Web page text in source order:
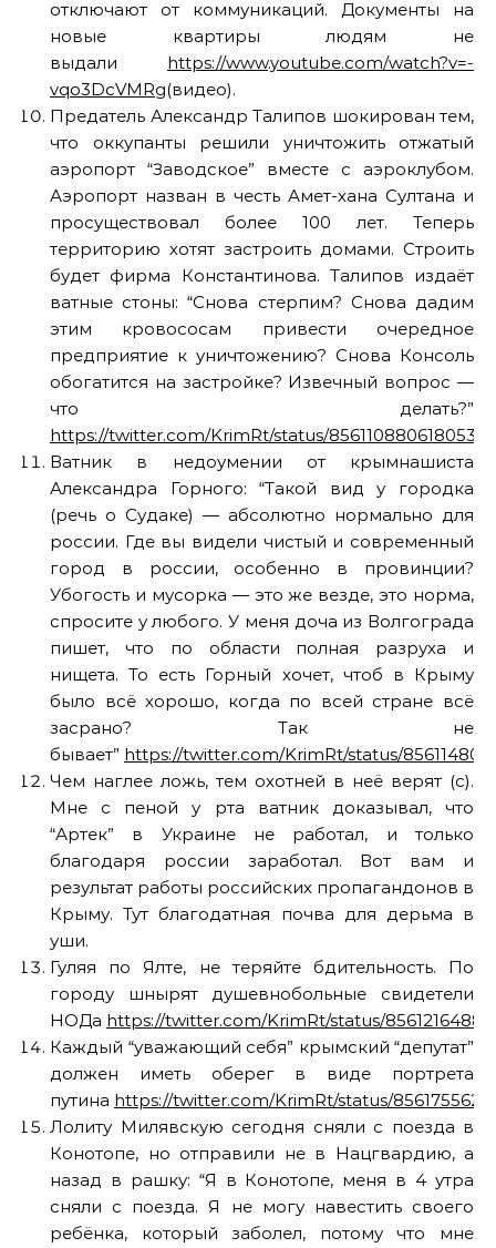
отключают от коммуникаций. Документы на
новые квартиры людям не
выдали https://www.youtube.com/watch?v=-
vqo3DcVMRg(видео).
Предатель Александр Талипов шокирован тем,
что оккупанты решили уничтожить отжатый
аэропорт “Заводское” вместе с аэроклубом.
Аэропорт назван в честь Амет-хана Султана и
просуществовал более 100 лет. Теперь
территорию хотят застроить домами. Строить
будет фирма Константинова. Талипов издаёт
ватные стоны: “Снова стерпим? Снова дадим
этим кровососам привести очередное
предприятие к уничтожению? Снова Консоль
обогатится на застройке? Извечный вопрос —
что делать?”
https://twitter.com/KrimRt/status/
Ватник в недоумении от крымнашиста
Александра Горного: “Такой вид у городка
(речь о Судаке) — абсолютно нормально для
россии. Где вы видели чистый и современный
город в россии, особенно в провинции?
Убогость и мусорка — это же везде, это норма,
спросите у любого. У меня доча из Волгограда
пишет, что по области полная разруха и
нищета. То есть Горный хочет, чтоб в Крыму
было всё хорошо, когда по всей стране всё
засрано? Так не
бывает” https://twitter.com/KrimRt/status/
Чем наглее ложь, тем охотней в неё верят (с).
Мне с пеной у рта ватник доказывал, что
“Артек” в Украине не работал, и только
благодаря россии заработал. Вот вам и
результат работы российских пропагандонов в
Крыму. Тут благодатная почва для дерьма в
уши.
Гуляя по Ялте, не теряйте бдительность. По
городу шнырят душевнобольные свидетели
НОДа https://twitter.com/KrimRt/status/
Каждый “уважающий себя” крымский “депутат”
должен иметь оберег в виде портрета
путина https://twitter.com/KrimRt/status/
Лолиту Милявскую сегодня сняли с поезда в
Конотопе, но отправили не в Нацгвардию, а
назад в рашку: “Я в Конотопе, меня в 4 утра
сняли с поезда. Я не могу навестить своего
ребёнка, который заболел, потому что мне